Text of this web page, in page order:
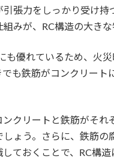
張力をしっかり受け
みが、RC構造の大きな
も優れているため、火
も鉄筋がコンクリー
クリートと鉄筋がそ
ょう。さらに、鉄筋
ておくことで、RC構